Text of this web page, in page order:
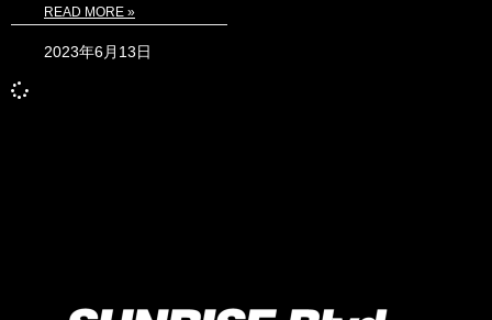
READ MORE »
2023年6月13日